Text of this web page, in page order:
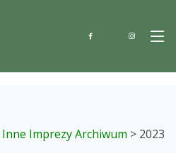
Inne Imprezy Archiwum > 2023